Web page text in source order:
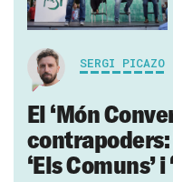
SERGI PICAZO
El ‘Món
contrapoders:
‘Els Comuns’